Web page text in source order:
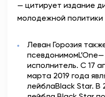
— цитирует издание
молодежной
Леван Горозия
исполнитель. С 17
марта 2019 года
лейблаBlack Star. В